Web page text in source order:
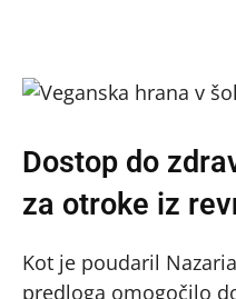
Dostop do
za otroke iz
Kot je poudaril
predloga omogočilo